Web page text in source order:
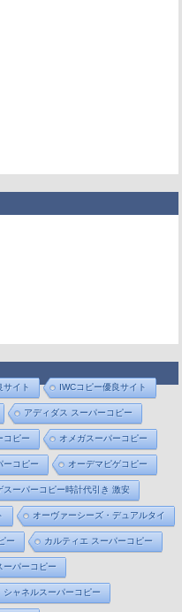
サイト IWCコピー優良サイト
アディダス スーパーコピー
コピー オメガスーパーコピー
ーコピー オーデマピゲコピー
スーパーコピー時計代引き 激安
オーヴァーシーズ・デュアルタイ
ー カルティエ スーパーコピー
ーパーコピー
シャネルスーパーコピー